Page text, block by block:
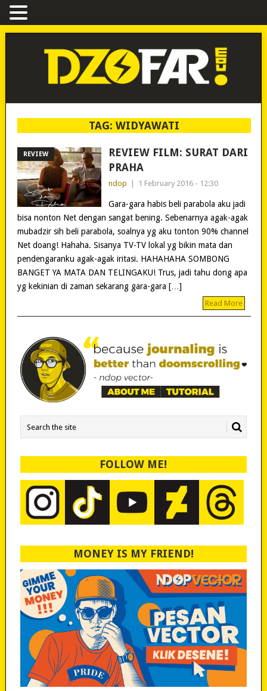
TAG: WIDYAWATI
REVIEW
REVIEW FILM: SURAT DARI
PRAHA
ndop 1 February 2016 - 12:30
Gara-gara habis beli parabola aku jadi
bisa nonton Net dengan sangat bening. Sebenarnya agak-agak
mubadzir sih beli parabola, soalnya yg aku tonton 90% channel
Net doang! Hahaha. Sisanya TV-TV lokal yg bikin mata dan
pendengaranku agak-agak iritasi. HAHAHAHA SOMBONG
BANGET YA MATA DAN TELINGAKU! Trus, jadi tahu dong apa
yg kekinian di zaman sekarang gara-gara […]
Read More
FOLLOW ME!
MONEY IS MY FRIEND!